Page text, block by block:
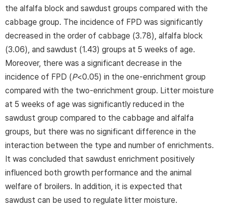
the alfalfa block and sawdust groups compared with the
cabbage group. The incidence of FPD was significantly
decreased in the order of cabbage (3.78), alfalfa block
(3.06), and sawdust (1.43) groups at 5 weeks of age.
Moreover, there was a significant decrease in the
incidence of FPD (P<0.05) in the one-enrichment group
compared with the two-enrichment group. Litter moisture
at 5 weeks of age was significantly reduced in the
sawdust group compared to the cabbage and alfalfa
groups, but there was no significant difference in the
interaction between the type and number of enrichments.
It was concluded that sawdust enrichment positively
influenced both growth performance and the animal
welfare of broilers. In addition, it is expected that
sawdust can be used to regulate litter moisture.